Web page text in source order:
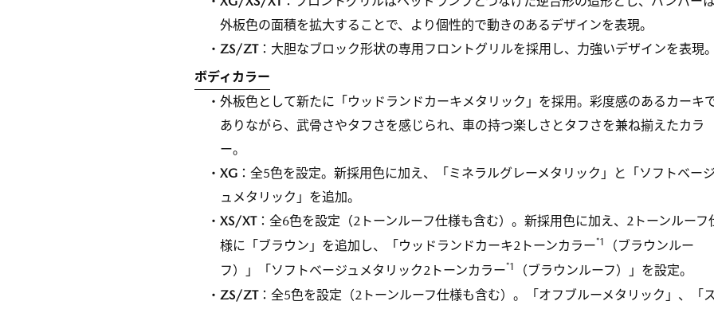
外板色の面積を拡大することで、より個性的で動きのあるデザインを表現。
・ ZS/ZT：大胆なブロック形状の専用フロントグリルを採用し、力強いデザインを表現。
ボディカラー
・外板色として新たに「ウッドランドカーキメタリック」を採用。彩度感のあるカーキ
ありながら、武骨さやタフさを感じられ、車の持つ楽しさとタフさを兼ね揃えたカラ
ー。
・ XG ：全5色を設定。新採用色に加え、「ミネラルグレーメタリック」と「ソフトベージ
ュメタリック」を追加。
・ XS/XT：全6色を設定（2トーンルーフ仕様も含む）。新採用色に加え、2トーンルーフ
様に「ブラウン」を追加し、「ウッドランドカーキ2トーンカラー*1
（ブラウンルー
フ）」「ソフトベージュメタリック2トーンカラー*1
（ブラウンルーフ）」を設定。
・ ZS/ZT：全5色を設定（2トーンルーフ仕様も含む）。「オフブルーメタリック」、「ス